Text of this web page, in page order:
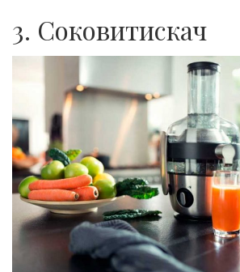
3. Соковитискач